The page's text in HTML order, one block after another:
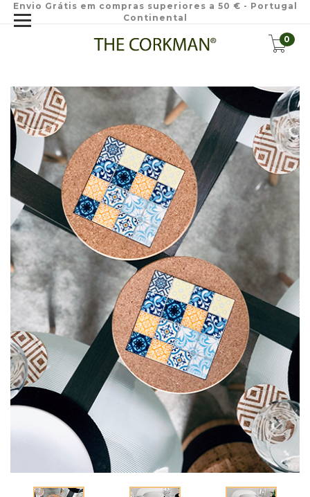
Envio Grátis em compras superiores a 50 € - Portugal
Continental
0